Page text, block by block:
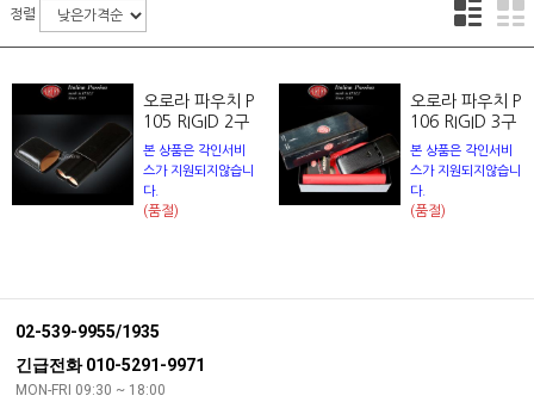
정렬
오로라 파우치 P
105 RIGID 2구
본 상품은 각인서비
스가 지원되지않습니
다.
(품절)
오로라 파우치 P
106 RIGID 3구
본 상품은 각인서비
스가 지원되지않습니
다.
(품절)
02-539-9955/1935
긴급전화 010-5291-9971
MON-FRI 09:30 ~ 18:00